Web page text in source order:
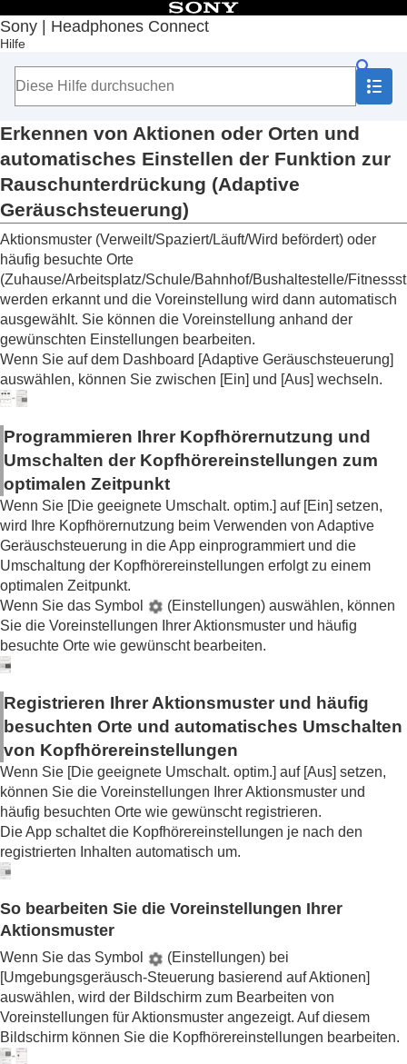
Sony | Headphones Connect
Hilfe
Inhaltsverzeichnis
Anfang
Erste Schritte
Hinweise zur Bedienung
Hinweis zum Dashboard von „Sony | Headphones Connect
Auf der Registerkarte [Status] angezeigte Funktionen
Erkennen von Aktionen oder Orten und
Einstellen der Funktion zur Rauschunterdrückung
(Adaptive Geräuschsteuerung)
Wechseln des in einer Mehrpunktverbindung
Geräts (Derzeit verbundenes Gerät)
Wechseln des in einer Mehrpunktverbindung
Musikwiedergabegeräts
Steuern des wiedergegebenen Songs
Anzeigen des derzeitigen Schalldrucks
Auf der Registerkarte [Sound] angezeigte Funktionen
Auf der Registerkarte [System] angezeigte Funktionen
Auf der Registerkarte [Services] angezeigte Funktionen
Anzeigen von Informationen zur Verwendung der Kopfhörer
Wichtige Informationen
Fehlerbehebung
Zugänglichkeit
Erkennen von Aktionen oder Orten und
automatisches Einstellen der Funktion zur
Rauschunterdrückung (Adaptive
Geräuschsteuerung)
Aktionsmuster (Verweilt/Spaziert/Läuft/Wird befördert) oder
häufig besuchte Orte
(Zuhause/Arbeitsplatz/Schule/Bahnhof/Bushaltestelle/
werden erkannt und die Voreinstellung wird dann automatisch
ausgewählt. Sie können die Voreinstellung anhand der
gewünschten Einstellungen bearbeiten.
Wenn Sie auf dem Dashboard [Adaptive Geräuschsteuerung]
auswählen, können Sie zwischen [Ein] und [Aus] wechseln.
Programmieren Ihrer Kopfhörernutzung und
Umschalten der Kopfhörereinstellungen zum
optimalen Zeitpunkt
Wenn Sie [Die geeignete Umschalt. optim.] auf [Ein] setzen,
wird Ihre Kopfhörernutzung beim Verwenden von Adaptive
Geräuschsteuerung in die App einprogrammiert und die
Umschaltung der Kopfhörereinstellungen erfolgt zu einem
optimalen Zeitpunkt.
Wenn Sie das Symbol
(Einstellungen) auswählen, können
Sie die Voreinstellungen Ihrer Aktionsmuster und häufig
besuchte Orte wie gewünscht bearbeiten.
Registrieren Ihrer Aktionsmuster und häufig
besuchten Orte und automatisches Umschalten
von Kopfhörereinstellungen
Wenn Sie [Die geeignete Umschalt. optim.] auf [Aus] setzen,
können Sie die Voreinstellungen Ihrer Aktionsmuster und
häufig besuchten Orte wie gewünscht registrieren.
Die App schaltet die Kopfhörereinstellungen je nach den
registrierten Inhalten automatisch um.
So bearbeiten Sie die Voreinstellungen Ihrer
Aktionsmuster
Wenn Sie das Symbol
(Einstellungen) bei
Umgebungsgeräusch-Steuerung basierend auf Aktionen
auswählen, wird der Bildschirm zum Bearbeiten von
Voreinstellungen für Aktionsmuster angezeigt. Auf diesem
Bildschirm können Sie die Kopfhörereinstellungen bearbeiten.